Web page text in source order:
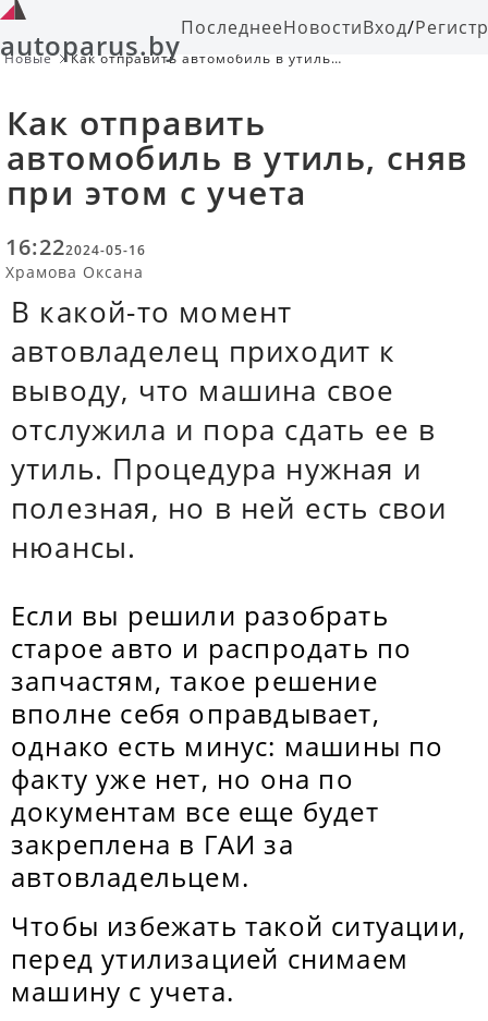
autoparus.byПоследнееНовостиВход/
Новые
Как отправить автомобиль в утиль,
Как отправить
автомобиль в утиль, сняв
при этом с учета
16:222024-05-16
Храмова Оксана
В какой-то момент
автовладелец приходит к
выводу, что машина свое
отслужила и пора сдать ее в
утиль. Процедура нужная и
полезная, но в ней есть свои
нюансы.
Если вы решили разобрать
старое авто и распродать по
запчастям, такое решение
вполне себя оправдывает,
однако есть минус: машины по
факту уже нет, но она по
документам все еще будет
закреплена в ГАИ за
автовладельцем.
Чтобы избежать такой ситуации,
перед утилизацией снимаем
машину с учета.